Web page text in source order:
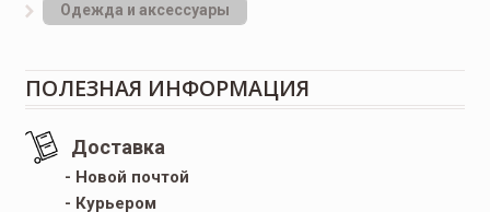
Одежда и аксессуары
ПОЛЕЗНАЯ ИНФОРМАЦИЯ
Доставка
- Новой почтой
- Курьером